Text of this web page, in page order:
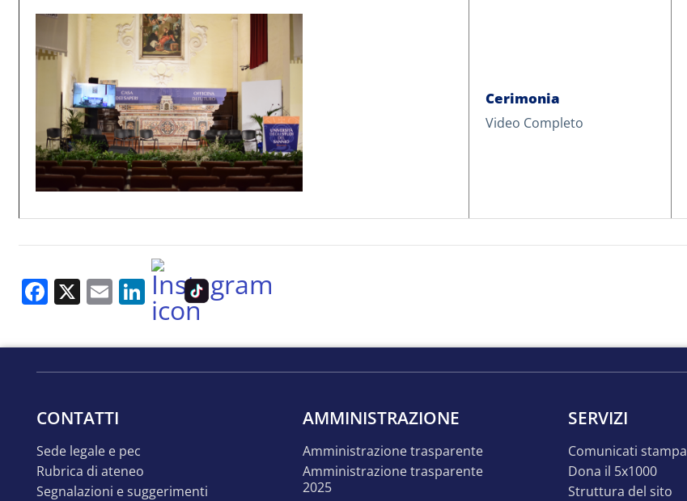
Cerimonia
Video Completo
Facebook
X EmailLinkedIn
CONTATTI
sede legale e pec
rubrica di ateneo
segnalazioni e suggerimenti
AMMINISTRAZIONE
amministrazione trasparente
amministrazione trasparente
2025
SERVIZI
comunicati stampa
dona il 5x1000
struttura del sito